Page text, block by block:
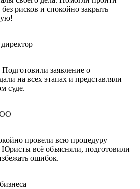
рисков и спокойно закрыть
заявление о
на всех этапах и представляли
суде.
провели всю процедуру
Юристы всё объясняли, подготовили
ошибок.